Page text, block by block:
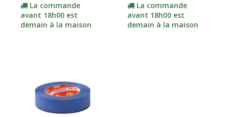
La commande
avant 18h00 est
demain à la maison
La commande
avant 18h00 est
demain à la maison